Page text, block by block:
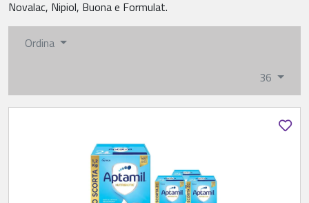
Novalac, Nipiol, Buona e Formulat.
Ordina
36